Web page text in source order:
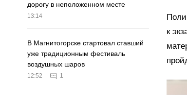
дорогу в неположенном месте
13:14
В Магнитогорске стартовал ставший
уже традиционным фестиваль
воздушных шаров
12:52 1
к